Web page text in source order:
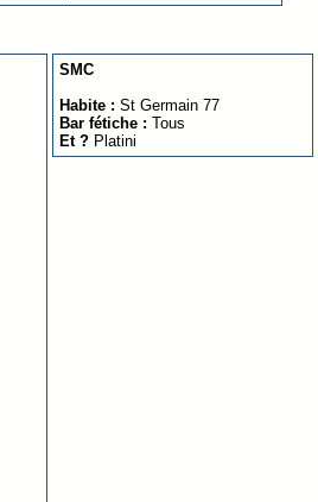
SMC
Habite : St Germain 77
Bar fétiche : Tous
Et ? Platini